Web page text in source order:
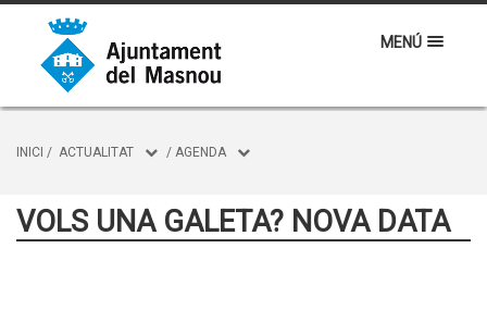
MENÚ
INICI / ACTUALITAT / AGENDA
VOLS UNA GALETA? NOVA DATA